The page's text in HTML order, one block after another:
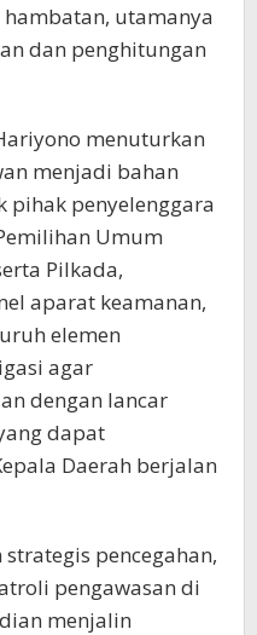
utamanya
dan penghitungan
menuturkan
menjadi bahan
pihak penyelenggara
Umum
Pilkada,
aparat keamanan,
elemen
agar
dengan lancar
dapat
Daerah berjalan
pencegahan,
pengawasan di
menjalin